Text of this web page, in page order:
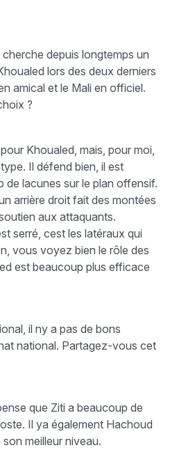
depuis longtemps un
lors des deux derniers
amical et le Mali en officiel.
?
Khoualed, mais, pour moi,
Il défend bien, il est
de lacunes sur le plan offensif.
arrière droit fait des montées
aux attaquants.
serré, cest les latéraux qui
vous voyez bien le rôle des
est beaucoup plus efficace
il ny a pas de bons
national. Partagez-vous cet
que Ziti a beaucoup de
Il ya également Hachoud
meilleur niveau.